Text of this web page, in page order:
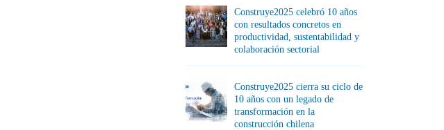
Construye2025 celebró 10 años
con resultados concretos en
productividad, sustentabilidad y
colaboración sectorial
Construye2025 cierra su ciclo de
10 años con un legado de
transformación en la
construcción chilena